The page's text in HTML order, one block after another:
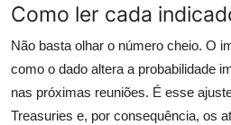
Como ler cada
Não basta olhar o número cheio. O
como o dado altera a probabilidade
nas próximas reuniões. É esse
Treasuries e, por consequência, os